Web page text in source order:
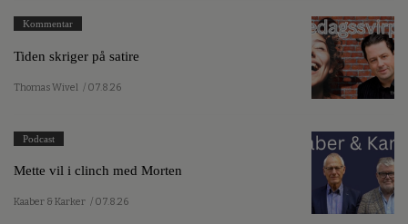
Kommentar
Tiden skriger på satire
Thomas Wivel / 07.8.26
Podcast
Mette vil i clinch med Morten
Kaaber & Karker / 07.8.26